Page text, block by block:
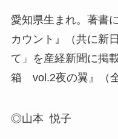
愛知県生まれ。著書
カウント』（共に新
て」を産経新聞に掲
箱 vol.2夜の翼』（
◎山本 悦子